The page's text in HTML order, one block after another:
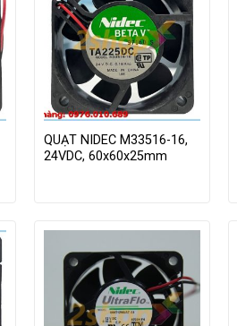
QUẠT NIDEC M33516-16,
24VDC, 60x60x25mm